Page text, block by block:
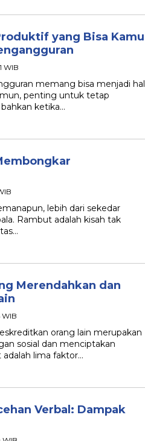
yang Bisa Kamu
WIB
memang bisa menjadi hal
penting untuk tetap
ketika…
lebih dari sekedar
Rambut adalah kisah tak
Merendahkan dan
orang lain merupakan
sosial dan menciptakan
lima faktor…
Verbal: Dampak